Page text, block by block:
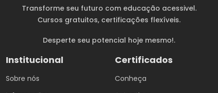
Transforme seu futuro com educação acessivel.
Cursos gratuitos, certificações flexíveis.
Desperte seu potencial hoje mesmo!.
Institucional
Sobre nós
Certificados
Conheça